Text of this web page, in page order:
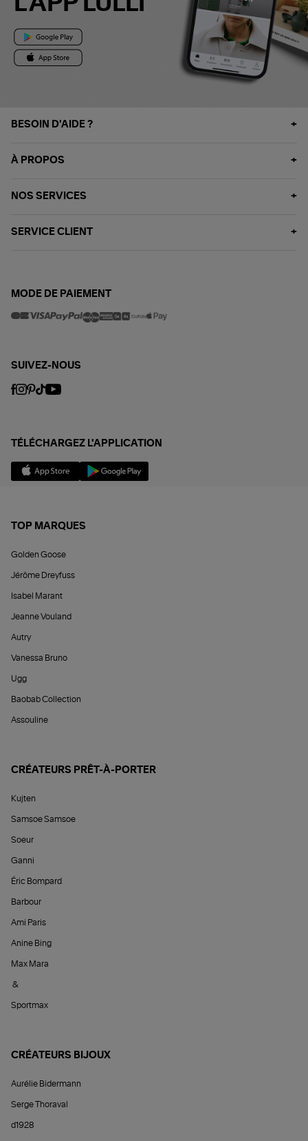
BESOIN D'AIDE ?
À PROPOS
NOS SERVICES
SERVICE CLIENT
MODE DE PAIEMENT
SUIVEZ-NOUS
TÉLÉCHARGEZ L'APPLICATION
TOP MARQUES
Golden Goose
Jérôme Dreyfuss
Isabel Marant
Jeanne Vouland
Autry
Vanessa Bruno
Ugg
Baobab Collection
Assouline
CRÉATEURS PRÊT-À-PORTER
Kujten
Samsoe Samsoe
Soeur
Ganni
Éric Bompard
Barbour
Ami Paris
Anine Bing
Max Mara
&
Sportmax
CRÉATEURS BIJOUX
Aurélie Bidermann
Serge Thoraval
d1928